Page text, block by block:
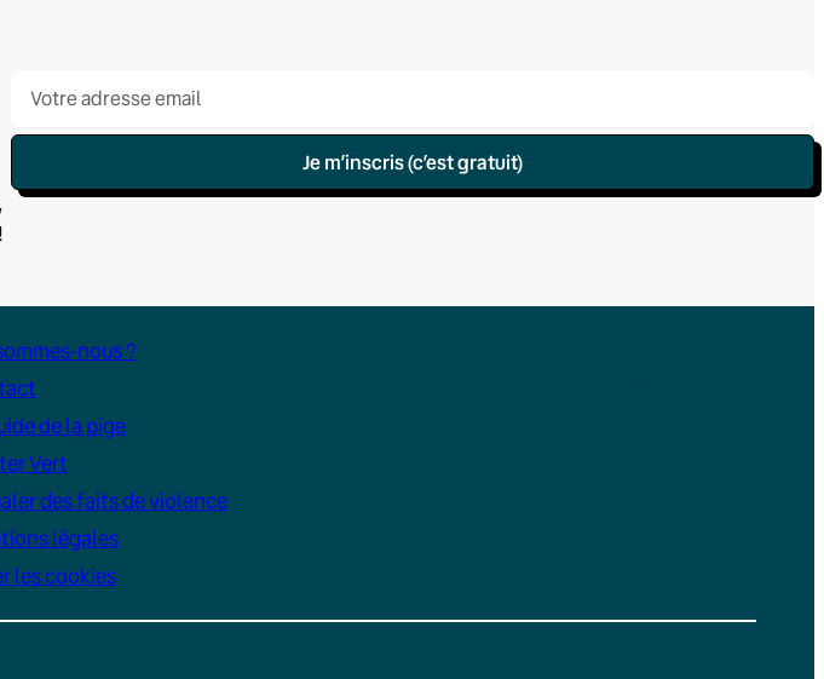
Je m’inscris (c’est gratuit)
nous ?
de la pige
Vert
des faits de violence
légales
les cookies